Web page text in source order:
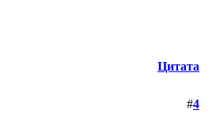
Цитата
#4